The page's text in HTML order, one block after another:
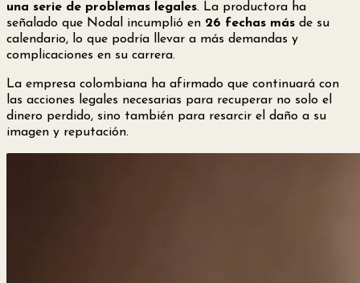
una serie de problemas legales. La productora ha
señalado que Nodal incumplió en 26 fechas más de su
calendario, lo que podría llevar a más demandas y
complicaciones en su carrera.
La empresa colombiana ha afirmado que continuará con
las acciones legales necesarias para recuperar no solo el
dinero perdido, sino también para resarcir el daño a su
imagen y reputación.